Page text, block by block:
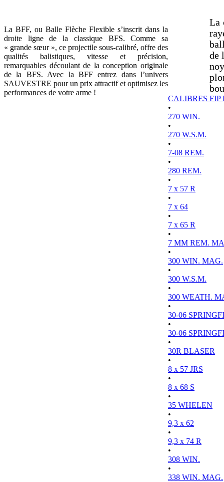
La BFF, ou Balle Flèche Flexible s’inscrit dans la
droite ligne de la classique BFS. Comme sa
« grande sœur », ce projectile sous-calibré, offre des
qualités balistiques, vitesse et précision,
remarquables découlant de la conception originale
de la BFS. Avec la BFF entrez dans l’univers
SAUVESTRE pour un prix attractif et optimisez les
performances de votre arme !
La
de
CALIBRES FIP
•
270 WIN.
•
270 W.S.M.
•
7-08 REM.
•
280 REM.
•
7 x 57 R
•
7 x 64
•
7 x 65 R
•
7 MM REM.
•
300 WIN. MAG.
•
300 W.S.M.
•
300 WEATH.
•
30-06
•
30-06
•
30R BLASER
•
8 x 57 JRS
•
8 x 68 S
•
35 WHELEN
•
9,3 x 62
•
9,3 x 74 R
•
308 WIN.
•
338 WIN. MAG.